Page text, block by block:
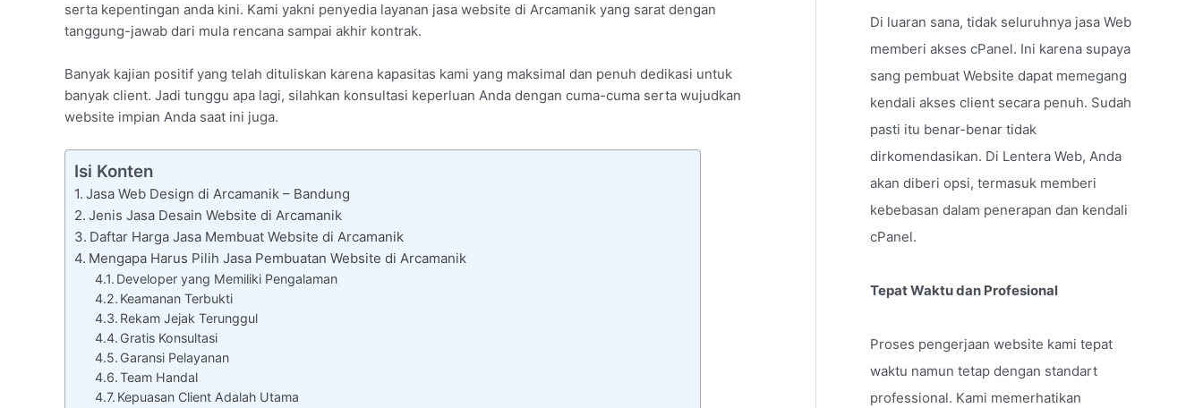
serta kepentingan anda kini. Kami yakni penyedia layanan jasa website di Arcamanik yang sarat dengan
tanggung-jawab dari mula rencana sampai akhir kontrak.
Banyak kajian positif yang telah dituliskan karena kapasitas kami yang maksimal dan penuh dedikasi untuk
banyak client. Jadi tunggu apa lagi, silahkan konsultasi keperluan Anda dengan cuma-cuma serta wujudkan
website impian Anda saat ini juga.
Isi Konten
Jasa Web Design di Arcamanik – Bandung
Jenis Jasa Desain Website di Arcamanik
Daftar Harga Jasa Membuat Website di Arcamanik
Mengapa Harus Pilih Jasa Pembuatan Website di Arcamanik
Developer yang Memiliki Pengalaman
Keamanan Terbukti
Rekam Jejak Terunggul
Gratis Konsultasi
Garansi Pelayanan
Team Handal
Kepuasan Client Adalah Utama
Di luaran sana, tidak seluruhnya jasa Web
memberi akses cPanel. Ini karena supaya
sang pembuat Website dapat memegang
kendali akses client secara penuh. Sudah
pasti itu benar-benar tidak
dirkomendasikan. Di Lentera Web, Anda
akan diberi opsi, termasuk memberi
kebebasan dalam penerapan dan kendali
cPanel.
Tepat Waktu dan Profesional
Proses pengerjaan website kami tepat
waktu namun tetap dengan standart
professional. Kami memerhatikan